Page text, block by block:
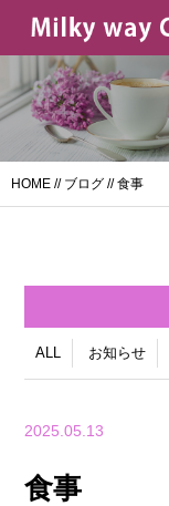
HOME // ブログ // 食事
ALL お知らせ
2025.05.13
食事